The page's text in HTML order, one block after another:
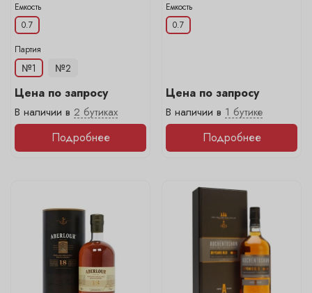
Емкость
0.7
Цена по запросу
В наличии в 2 бутиках
Подробнее
Емкость
0.7
Цена по запросу
В наличии в 1 бутике
Подробнее